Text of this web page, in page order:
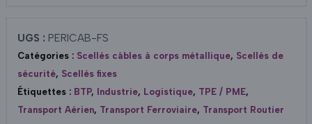
UGS : PERICAB-FS
Catégories : Scellés câbles à corps métallique, Scellés de
sécurité, Scellés fixes
Étiquettes : BTP, Industrie, Logistique, TPE / PME,
Transport Aérien, Transport Ferroviaire, Transport Routier